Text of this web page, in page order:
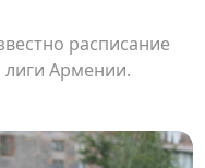
расписание
Армении.